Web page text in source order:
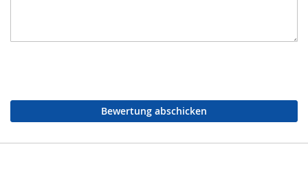
Bewertung abschicken